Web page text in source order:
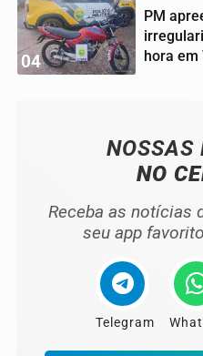
04
PM
hora em
NOSSAS
NO
Receba as notícias
seu app
Telegram